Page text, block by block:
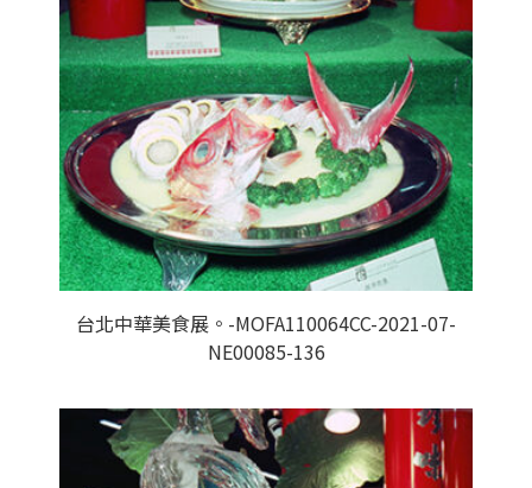
台北中華美食展。-MOFA110064CC-2021-07-
NE00085-136